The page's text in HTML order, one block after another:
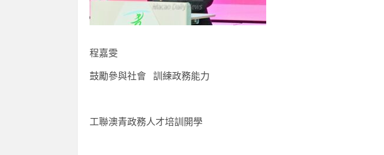
程嘉雯
鼓勵參與社會 訓練政務能力
工聯澳青政務人才培訓開學